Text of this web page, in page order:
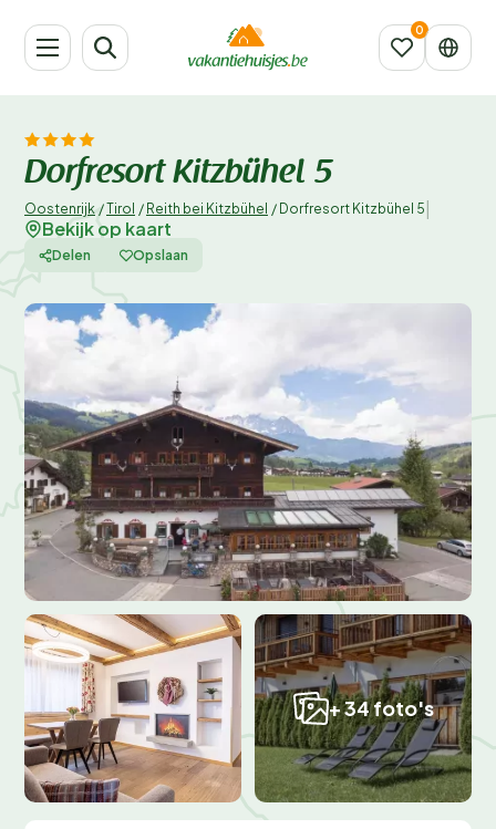
Dorfresort Kitzbühel 5
Oostenrijk /Tirol / Reith bei Kitzbühel / Dorfresort Kitzbühel 5
Bekijk op kaart
Delen Opslaan
+ 34 foto's